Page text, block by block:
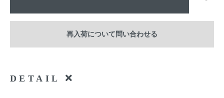
再入荷について問い合わせる
DETAIL